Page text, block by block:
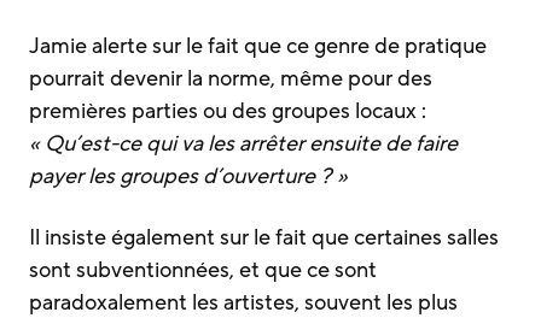
Jamie alerte sur le fait que ce genre de pratique
pourrait devenir la norme, même pour des
premières parties ou des groupes locaux :
« Qu’est-ce qui va les arrêter ensuite de faire
payer les groupes d’ouverture ? »
Il insiste également sur le fait que certaines salles
sont subventionnées, et que ce sont
paradoxalement les artistes, souvent les plus